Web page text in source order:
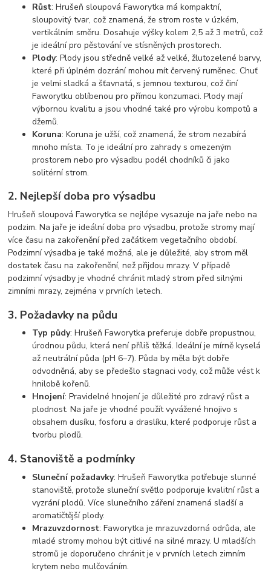
Růst: Hrušeň sloupová Faworytka má kompaktní,
sloupovitý tvar, což znamená, že strom roste v úzkém,
vertikálním směru. Dosahuje výšky kolem 2,5 až 3 metrů, což
je ideální pro pěstování ve stísněných prostorech.
Plody: Plody jsou středně velké až velké, žlutozelené barvy,
které při úplném dozrání mohou mít červený ruměnec. Chuť
je velmi sladká a šťavnatá, s jemnou texturou, což činí
Faworytku oblíbenou pro přímou konzumaci. Plody mají
výbornou kvalitu a jsou vhodné také pro výrobu kompotů a
džemů.
Koruna: Koruna je užší, což znamená, že strom nezabírá
mnoho místa. To je ideální pro zahrady s omezeným
prostorem nebo pro výsadbu podél chodníků či jako
solitérní strom.
2. Nejlepší doba pro výsadbu
Hrušeň sloupová Faworytka se nejlépe vysazuje na jaře nebo na
podzim. Na jaře je ideální doba pro výsadbu, protože stromy mají
více času na zakořenění před začátkem vegetačního období.
Podzimní výsadba je také možná, ale je důležité, aby strom měl
dostatek času na zakořenění, než přijdou mrazy. V případě
podzimní výsadby je vhodné chránit mladý strom před silnými
zimními mrazy, zejména v prvních letech.
3. Požadavky na půdu
Typ půdy: Hrušeň Faworytka preferuje dobře propustnou,
úrodnou půdu, která není příliš těžká. Ideální je mírně kyselá
až neutrální půda (pH 6–7). Půda by měla být dobře
odvodněná, aby se předešlo stagnaci vody, což může vést k
hnilobě kořenů.
Hnojení: Pravidelné hnojení je důležité pro zdravý růst a
plodnost. Na jaře je vhodné použít vyvážené hnojivo s
obsahem dusíku, fosforu a draslíku, které podporuje růst a
tvorbu plodů.
4. Stanoviště a podmínky
Sluneční požadavky: Hrušeň Faworytka potřebuje slunné
stanoviště, protože sluneční světlo podporuje kvalitní růst a
vyzrání plodů. Více slunečního záření znamená sladší a
aromatičtější plody.
Mrazuvzdornost: Faworytka je mrazuvzdorná odrůda, ale
mladé stromy mohou být citlivé na silné mrazy. U mladších
stromů je doporučeno chránit je v prvních letech zimním
krytem nebo mulčováním.